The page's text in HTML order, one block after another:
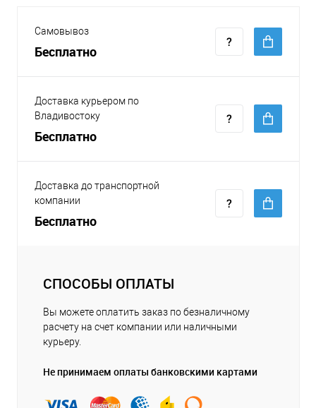
Самовывоз
Бесплатно
Доставка курьером по
Владивостоку
Бесплатно
Доставка до транспортной
компании
Бесплатно
СПОСОБЫ ОПЛАТЫ
Вы можете оплатить заказ по безналичному
расчету на счет компании или наличными
курьеру.
Не принимаем оплаты банковскими картами